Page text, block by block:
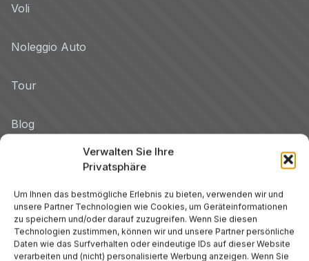
Verwalten Sie Ihre
Privatsphäre
Um Ihnen das bestmögliche Erlebnis zu bieten, verwenden wir und
unsere Partner Technologien wie Cookies, um Geräteinformationen
zu speichern und/oder darauf zuzugreifen. Wenn Sie diesen
Technologien zustimmen, können wir und unsere Partner persönliche
Daten wie das Surfverhalten oder eindeutige IDs auf dieser Website
verarbeiten und (nicht) personalisierte Werbung anzeigen. Wenn Sie
Voli
Noleggio Auto
Tour
Blog
Hotel per Regione
Veneto
Toskana